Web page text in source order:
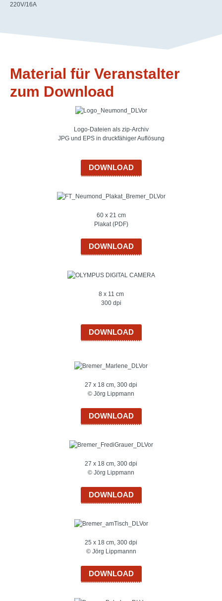
220V/16A
Material für Veranstalter
zum Download
Logo-Dateien als zip-Archiv
JPG und EPS in druckfähiger Auflösung
DOWNLOAD
60 x 21 cm
Plakat (PDF)
DOWNLOAD
8 x 11 cm
300 dpi
DOWNLOAD
27 x 18 cm, 300 dpi
© Jörg Lippmann
DOWNLOAD
27 x 18 cm, 300 dpi
© Jörg Lippmann
DOWNLOAD
25 x 18 cm, 300 dpi
© Jörg Lippmannn
DOWNLOAD